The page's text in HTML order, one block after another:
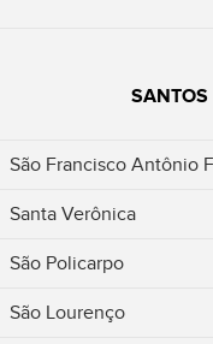
SANTOS
São Francisco Antônio
Santa Verônica
São Policarpo
São Lourenço